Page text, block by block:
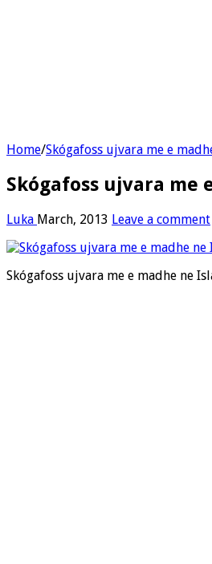
Home/Skógafoss ujvara me e
Skógafoss ujvara me
Luka March, 2013 Leave a comment
Skógafoss ujvara me e madhe ne